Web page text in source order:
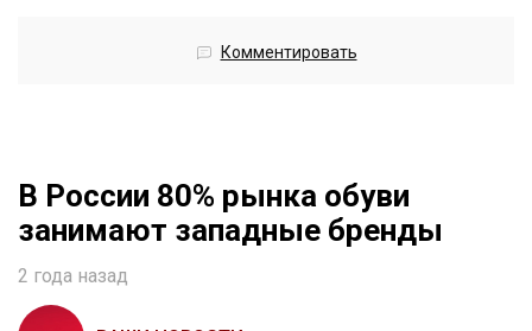
Комментировать
В России 80% рынка обуви
занимают западные бренды
2 года назад